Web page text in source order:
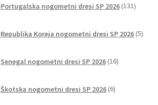
Portugalska nogometni dresi SP 2026 131
Republika Koreja nogometni dresi SP 2026 5
Senegal nogometni dresi SP 2026 16izdelkov
Škotska nogometni dresi SP 2026 6izdelkov